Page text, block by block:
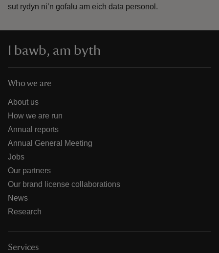
sut rydyn ni’n gofalu am eich data personol.
I bawb, am byth
Who we are
About us
How we are run
Annual reports
Annual General Meeting
Jobs
Our partners
Our brand license collaborations
News
Research
Services